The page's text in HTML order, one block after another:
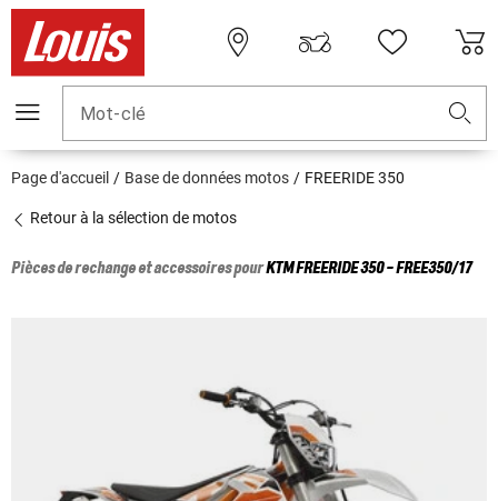
Mot-clé
Page d'accueil Base de données motos FREERIDE 350
Retour à la sélection de motos
Pièces de rechange et accessoires pourKTMFREERIDE 350 - FREE350/17